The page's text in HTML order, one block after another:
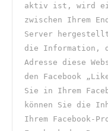
aktiv ist, wird
zwischen Ihrem
Server
die Information,
Adresse diese
den Facebook
Sie in Ihrem
können Sie die
Ihrem Facebook-